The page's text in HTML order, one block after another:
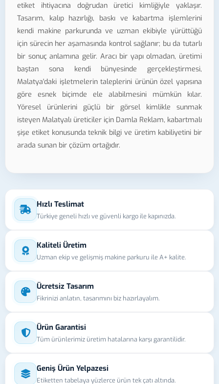
etiket ihtiyacına doğrudan üretici kimliğiyle yaklaşır.
Tasarım, kalıp hazırlığı, baskı ve kabartma işlemlerini
kendi makine parkurunda ve uzman ekibiyle yürüttüğü
için sürecin her aşamasında kontrol sağlanır; bu da tutarlı
bir sonuç anlamına gelir. Aracı bir yapı olmadan, üretimi
baştan sona kendi bünyesinde gerçekleştirmesi,
Malatya'daki işletmelerin taleplerini ürünün özel yapısına
göre esnek biçimde ele alabilmesini mümkün kılar.
Yöresel ürünlerini güçlü bir görsel kimlikle sunmak
isteyen Malatyalı üreticiler için Damla Reklam, kabartmalı
şişe etiket konusunda teknik bilgi ve üretim kabiliyetini bir
arada sunan bir çözüm ortağıdır.
Hızlı Teslimat
Türkiye geneli hızlı ve güvenli kargo ile kapınızda.
Kaliteli Üretim
Uzman ekip ve gelişmiş makine parkuru ile A+ kalite.
Ücretsiz Tasarım
Fikrinizi anlatın, tasarımını biz hazırlayalım.
Ürün Garantisi
Tüm ürünlerimiz üretim hatalarına karşı garantilidir.
Geniş Ürün Yelpazesi
Etiketten tabelaya yüzlerce ürün tek çatı altında.